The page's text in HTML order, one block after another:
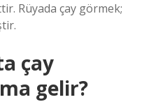
Rüyada çay görmek;
çay
gelir?